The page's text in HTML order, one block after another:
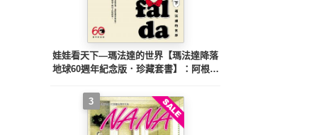
娃娃看天下—瑪法達的世界【瑪法達降落
地球60週年紀念版．珍藏套書】：阿根廷
精心翻譯
3